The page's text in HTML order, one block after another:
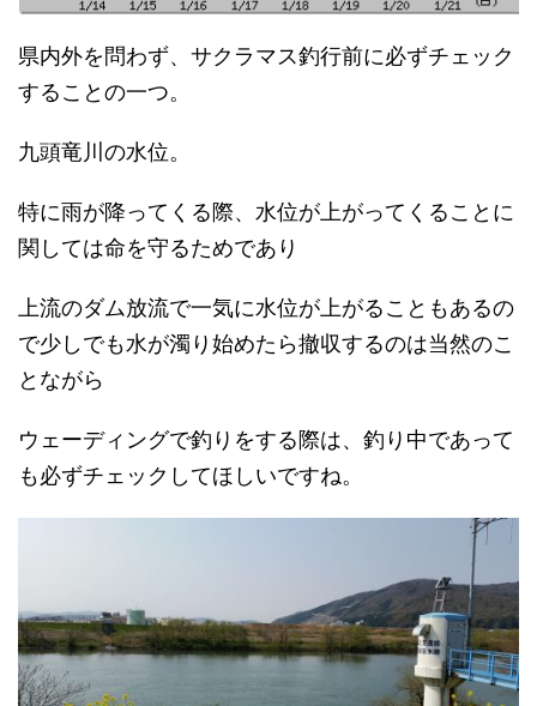
県内外を問わず、サクラマス釣行前に必ずチェック
することの一つ。
九頭竜川の水位。
特に雨が降ってくる際、水位が上がってくることに
関しては命を守るためであり
上流のダム放流で一気に水位が上がることもあるの
で少しでも水が濁り始めたら撤収するのは当然のこ
とながら
ウェーディングで釣りをする際は、釣り中であって
も必ずチェックしてほしいですね。